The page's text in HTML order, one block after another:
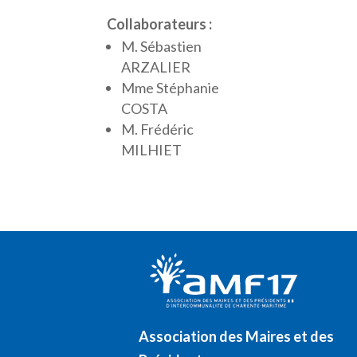
Collaborateurs :
M. Sébastien
ARZALIER
Mme Stéphanie
COSTA
M. Frédéric
MILHIET
Association des Maires et des